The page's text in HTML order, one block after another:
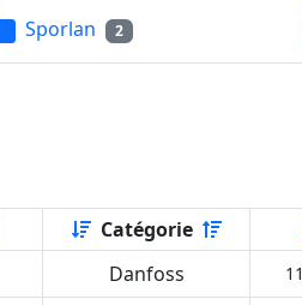
Sporlan 2
Catégorie
Danfoss